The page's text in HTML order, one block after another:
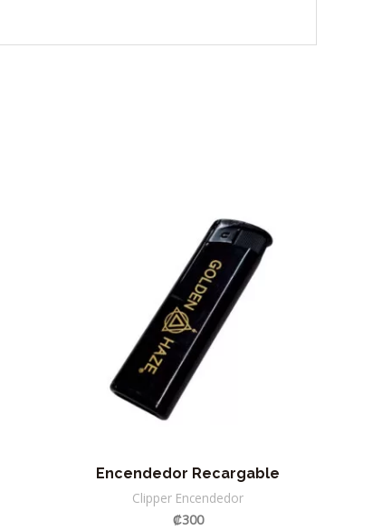
Encendedor Recargable
Clipper Encendedor
₡300